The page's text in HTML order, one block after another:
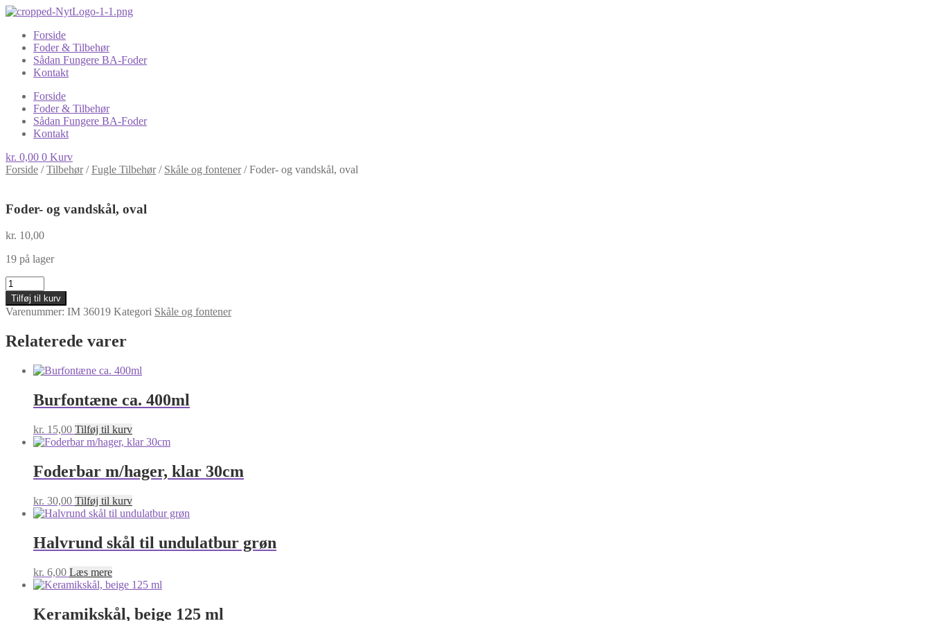
Forside
Foder & Tilbehør
Sådan Fungere BA-Foder
Kontakt
Forside
Foder & Tilbehør
Sådan Fungere BA-Foder
Kontakt
kr. 0,00 0 Kurv
Forside /Tilbehør/Fugle Tilbehør/ Skåle og fontener/Foder- og vandskål, oval
Foder- og vandskål, oval
kr. 10,00
19 på lager
Foder-
og
vandskål,
oval
antal
Tilføj til kurv
Varenummer: IM 36019 Kategori Skåle og fontener
Relaterede varer
Burfontæne ca. 400ml
kr. 15,00 Tilføj til kurv
Foderbar m/hager, klar 30cm
kr. 30,00 Tilføj til kurv
Halvrund skål til undulatbur grøn
kr. 6,00 Læs mere
Keramikskål, beige 125 ml